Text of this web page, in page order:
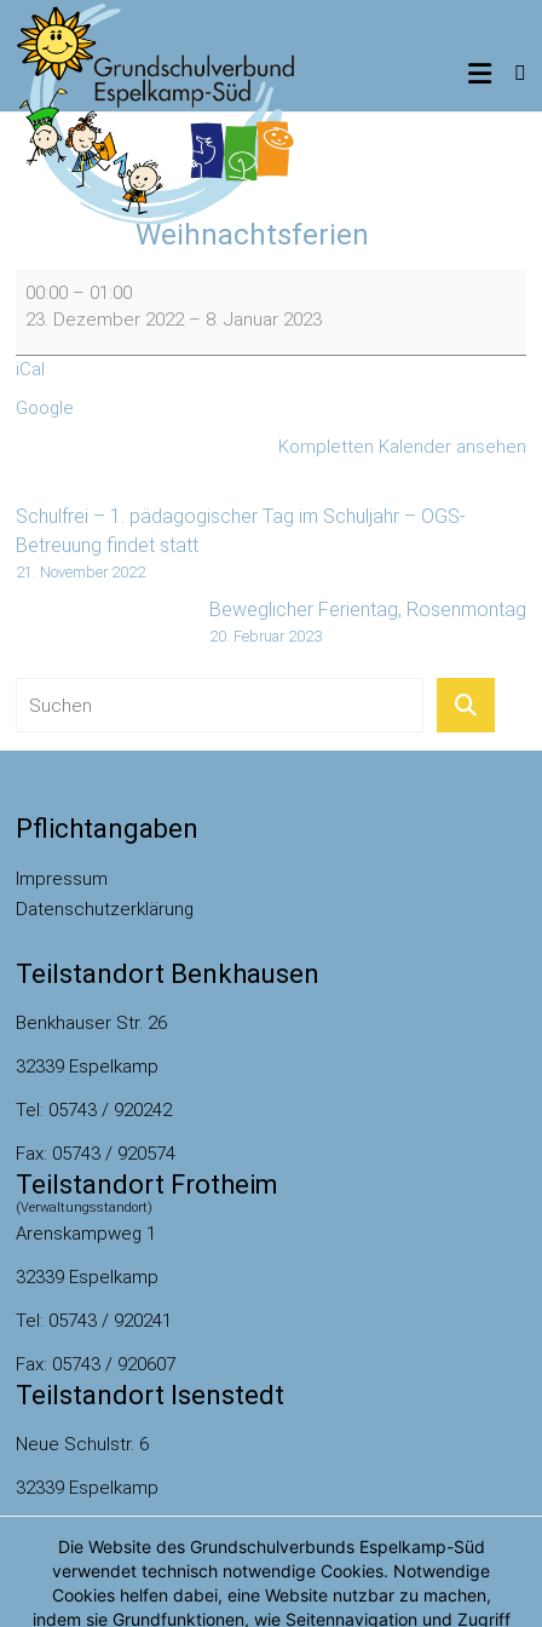
Zum
Inhalt
springen
Grundschulverbund
Espelkamp-
Süd
Isenstedt
Weihnachtsferien
Weihnachtsferien
00:00 – 01:00
23. Dezember 2022 – 8. Januar 2023
iCal
Google
Kompletten Kalender ansehen
Schulfrei – 1. pädagogischer Tag im Schuljahr – OGS-
Betreuung findet statt
21. November 2022
Beweglicher Ferientag, Rosenmontag
20. Februar 2023
Pflichtangaben
Impressum
Datenschutzerklärung
Teilstandort Benkhausen
Benkhauser Str. 26
32339 Espelkamp
Tel: 05743 / 920242
Fax: 05743 / 920574
Teilstandort Frotheim
(Verwaltungsstandort)
Arenskampweg 1
32339 Espelkamp
Tel: 05743 / 920241
Fax: 05743 / 920607
Teilstandort Isenstedt
Neue Schulstr. 6
32339 Espelkamp
Fax: 05743 / 920572
Die Website des Grundschulverbunds Espelkamp-Süd
verwendet technisch notwendige Cookies. Notwendige
Cookies helfen dabei, eine Website nutzbar zu machen,
indem sie Grundfunktionen, wie Seitennavigation und Zugriff